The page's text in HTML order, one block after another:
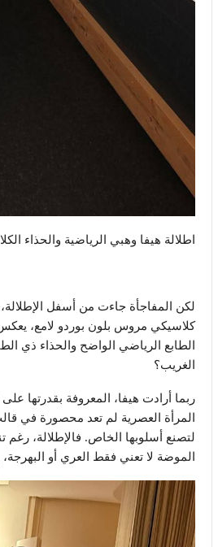
اطلالة هيفا وهبي الرياضية والحذاء
لكن المفاجأة جاءت من أسفل
كلاسيكي مروس بلون بوردو لامع، يعكس
الطابع الرياضي الواضح والحذاء ذي
الغريب؟
ربما أرادت هيفا، المعروفة بقدرتها
المرأة العصرية لم تعد محصورة في
لتصنع أسلوبها الخاص. فالإطلالة،
الموضة لا تعني فقط العري أو